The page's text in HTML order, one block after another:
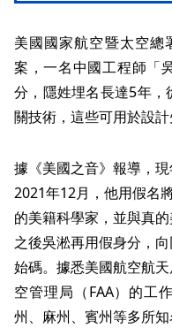
美國國家航空暨太空總
案，一名中國工程師「
分，隱姓埋名長達5年
關技術，這些可用於設計
據《美國之音》報導，
2021年12月，他用假名
的美籍科學家，並與真
之後吳淞再用假身分，
始碼。據悉美國航空航
空管理局（FAA）的工
州、麻州、賓州等多所